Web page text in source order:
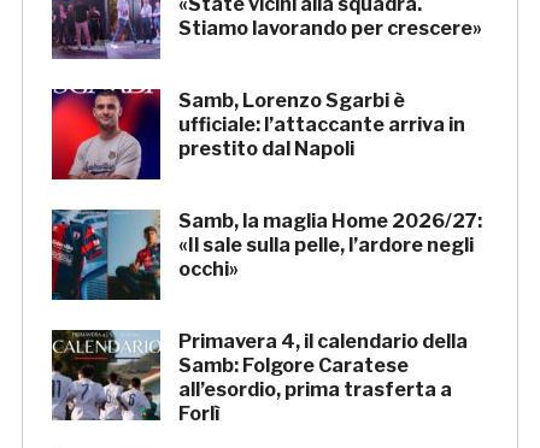
«State vicini alla squadra.
Stiamo lavorando per crescere»
Samb, Lorenzo Sgarbi è
ufficiale: l’attaccante arriva in
prestito dal Napoli
Samb, la maglia Home 2026/27:
«Il sale sulla pelle, l’ardore negli
occhi»
Primavera 4, il calendario della
Samb: Folgore Caratese
all’esordio, prima trasferta a
Forlì